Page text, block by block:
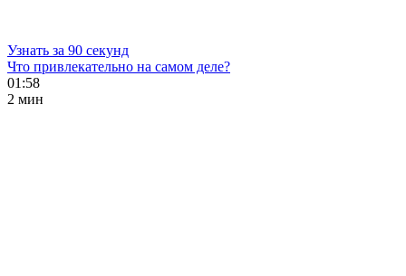
Узнать за 90 секунд
Что привлекательно на самом деле?
01:58
2 мин